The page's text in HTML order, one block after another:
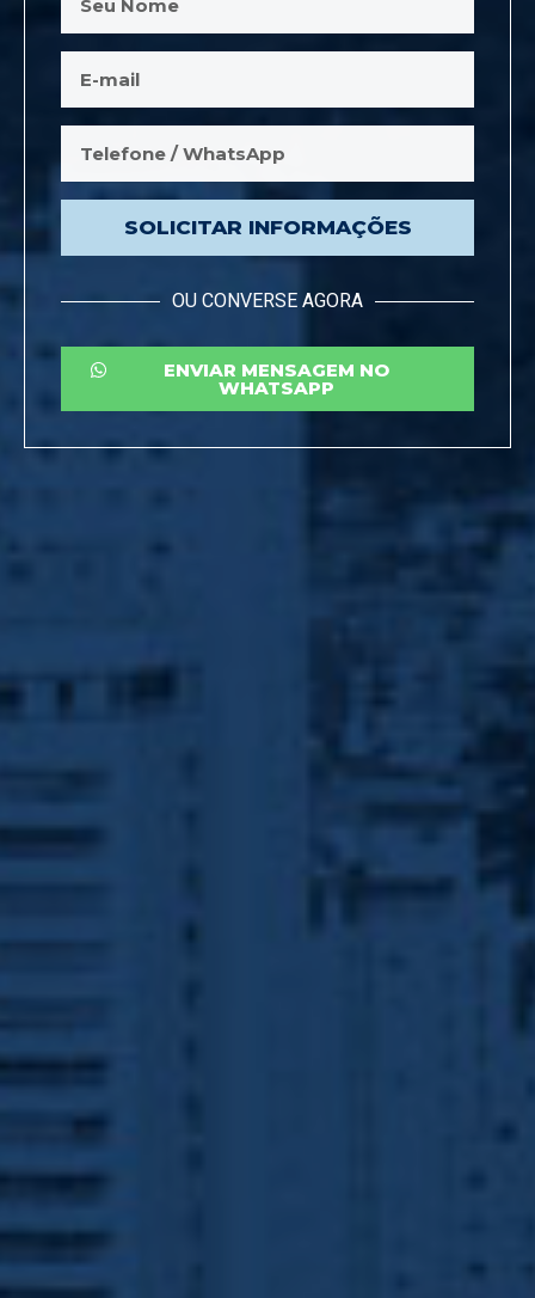
SOLICITAR INFORMAÇÕES
OU CONVERSE AGORA
ENVIAR MENSAGEM NO
WHATSAPP